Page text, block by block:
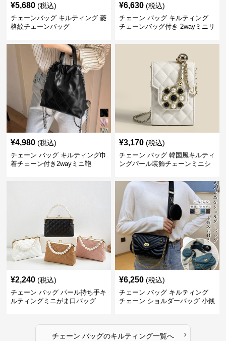
¥5,680 (税込)
チェーンバッグ キルティング 菱
格紋チェーンバッグ
¥6,630 (税込)
チェーン バッグ キルティング
チェーンバッグ付き 2wayミニリ
¥4,980 (税込)
チェーン バッグ キルティング巾
着チェーン付き2wayミニ鞄
¥3,170 (税込)
チェーン バッグ 韓国風キルティ
ングパール装飾チェーンミニシ
¥2,240 (税込)
チェーン バッグ パール持ち手キ
ルティングミニがま口バッグ
¥6,250 (税込)
チェーン バッグ キルティング
チェーン ショルダーバッグ 小銭
チェーン バッグのキルティング一覧へ ›